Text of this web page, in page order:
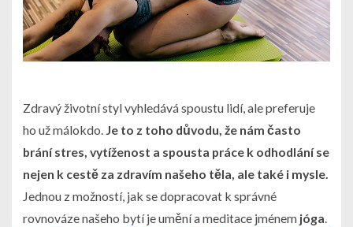
Zdravý životní styl vyhledává spoustu lidí, ale preferuje
ho už málokdo. Je to z toho důvodu, že nám často
brání stres, vytíženost a spousta práce k odhodlání se
nejen k cestě za zdravím našeho těla, ale také i mysle.
Jednou z možností, jak se dopracovat k správné
rovnováze našeho bytí je umění a meditace jménem jóga.